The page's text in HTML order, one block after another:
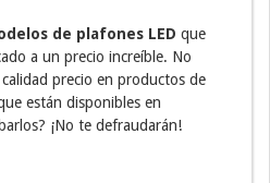
de plafones LED que
a un precio increíble. No
precio en productos de
están disponibles en
¡No te defraudarán!